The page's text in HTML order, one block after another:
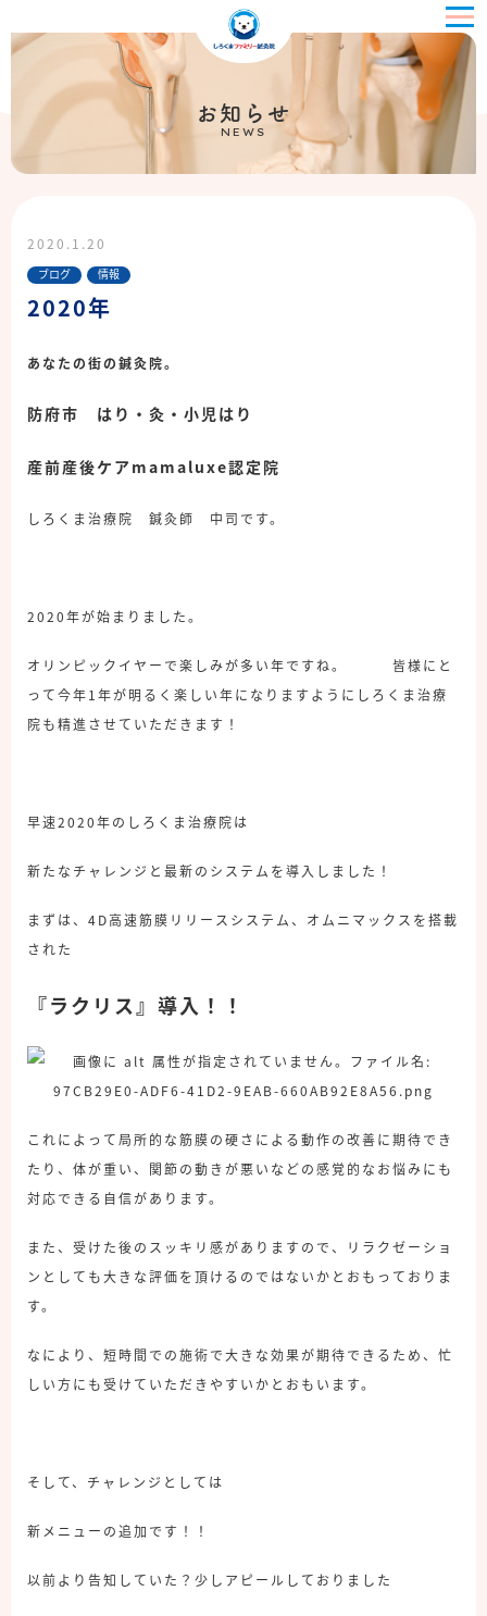
お知らせ
NEWS
2020.1.20
ブログ 情報
2020年
あなたの街の鍼灸院。
防府市 はり・灸・小児はり
産前産後ケアmamaluxe認定院
しろくま治療院 鍼灸師 中司です。
2020年が始まりました。
オリンピックイヤーで楽しみが多い年ですね。 皆様にと
って今年1年が明るく楽しい年になりますようにしろくま治療
院も精進させていただきます！
早速2020年のしろくま治療院は
新たなチャレンジと最新のシステムを導入しました！
まずは、4D高速筋膜リリースシステム、オムニマックスを搭載
された
『ラクリス』導入！！
これによって局所的な筋膜の硬さによる動作の改善に期待でき
たり、体が重い、関節の動きが悪いなどの感覚的なお悩みにも
対応できる自信があります。
また、受けた後のスッキリ感がありますので、リラクゼーショ
ンとしても大きな評価を頂けるのではないかとおもっておりま
す。
なにより、短時間での施術で大きな効果が期待できるため、忙
しい方にも受けていただきやすいかとおもいます。
そして、チャレンジとしては
新メニューの追加です！！
以前より告知していた？少しアピールしておりました